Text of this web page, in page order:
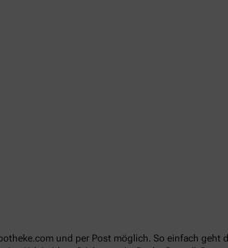
und per Post möglich. So einfach geht